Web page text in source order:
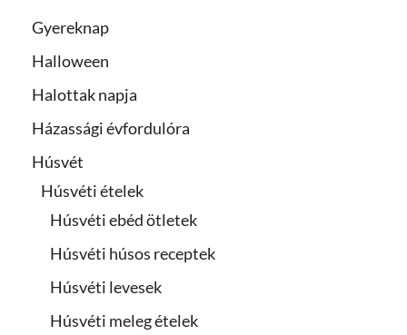
Gyereknap
Halloween
Halottak napja
Házassági évfordulóra
Húsvét
Húsvéti ételek
Húsvéti ebéd ötletek
Húsvéti húsos receptek
Húsvéti levesek
Húsvéti meleg ételek